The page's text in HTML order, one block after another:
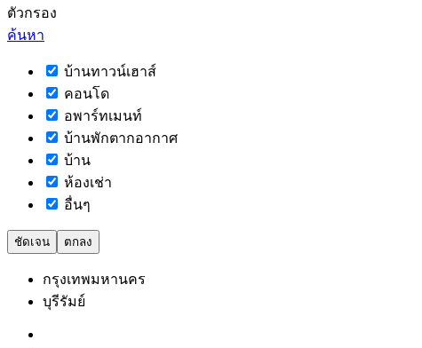
ตัวกรอง
ค้นหา
บ้านทาวน์เฮาส์
คอนโด
อพาร์ทเมนท์
บ้านพักตากอากาศ
บ้าน
ห้องเช่า
อื่นๆ
ชัดเจน ตกลง
กรุงเทพมหานคร
บุรีรัมย์